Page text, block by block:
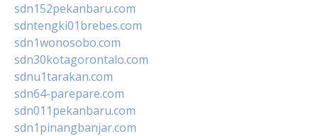
sdn152pekanbaru.com
sdntengki01brebes.com
sdn1wonosobo.com
sdn30kotagorontalo.com
sdnu1tarakan.com
sdn64-parepare.com
sdn011pekanbaru.com
sdn1pinangbanjar.com